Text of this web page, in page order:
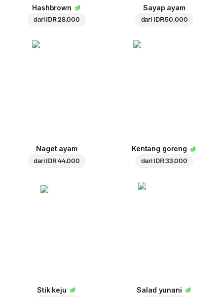
Hashbrown
dari IDR 28.000
Sayap ayam
dari IDR 50.000
Naget ayam
dari IDR 44.000
Kentang goreng
dari IDR 33.000
Stik keju Salad yunani